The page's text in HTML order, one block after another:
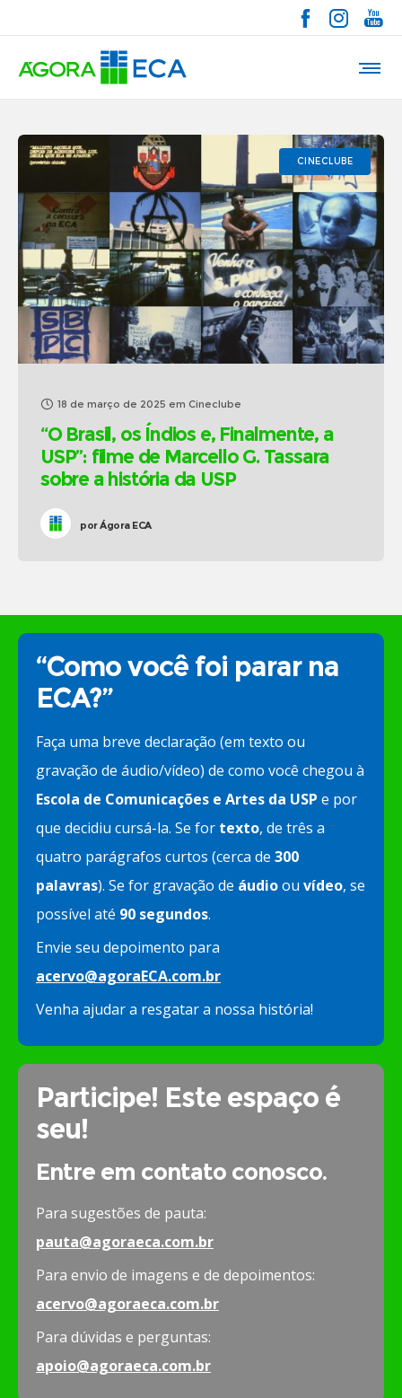
CINECLUBE
18 de março de 2025 em Cineclube
“O Brasil, os Índios e, Finalmente, a
USP”: filme de Marcello G. Tassara
sobre a história da USP
porÁgora ECA
“Como você foi parar na
ECA?”
Faça uma breve declaração (em texto ou
gravação de áudio/vídeo) de como você chegou à
Escola de Comunicações e Artes da USP e por
que decidiu cursá-la. Se for texto, de três a
quatro parágrafos curtos (cerca de 300
palavras). Se for gravação de áudioou vídeo, se
possível até 90 segundos.
Envie seu depoimento para
acervo@agoraECA.com.br
Venha ajudar a resgatar a nossa história!
Participe! Este espaço é
seu!
Entre em contato conosco.
Para sugestões de pauta:
pauta@agoraeca.com.br
Para envio de imagens e de depoimentos:
acervo@agoraeca.com.br
Para dúvidas e perguntas:
apoio@agoraeca.com.br